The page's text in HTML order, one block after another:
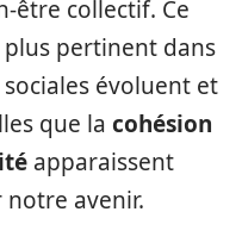
être collectif. Ce
plus pertinent dans
évoluent et
que la cohésion
apparaissent
avenir.